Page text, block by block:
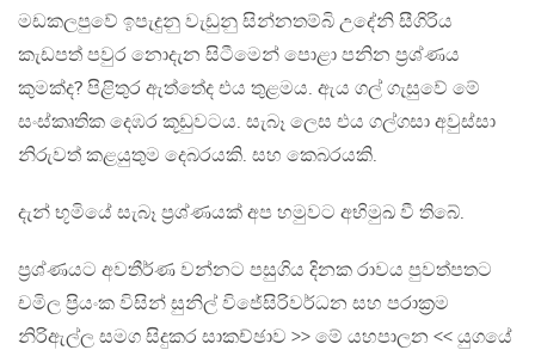
මඩකලපුවේ ඉපැදුනු වැඩුනු සින්නතම්බි උදේනි සීගිරිය
කැඩපත් පවුර නොදැන සිටීමෙන් පොළා පනින ප්‍රශ්ණය
කුමක්ද? පිළිතුර ඇත්තේද එය තුළමය. ඇය ගල් ගැසුවේ මේ
සංස්කෘතික දෙඹර කූඩුවටය. සැබෑ ලෙස එය ගල්ගසා අවුස්සා
නිරුවත් කළයුතුම දෙබරයකි. සහ කෙබරයකි.
දැන් භූමියේ සැබෑ ප්‍රශ්ණයක් අප හමුවට අභිමුඛ වී තිබේ.
ප්‍රශ්ණයට අවතීර්ණ වන්නට පසුගිය දිනක රාවය පුවත්පතට
චමිල ප්‍රියංක විසින් සුනිල් විජේසිරිවර්ධන සහ පරාක්‍රම
නිරිඇල්ල සමග සිදුකර සාකච්ඡාව >> මේ යහපාලන << යුගයේ